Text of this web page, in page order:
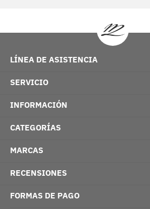
LÍNEA DE ASISTENCIA
SERVICIO
INFORMACIÓN
CATEGORÍAS
MARCAS
RECENSIONES
FORMAS DE PAGO